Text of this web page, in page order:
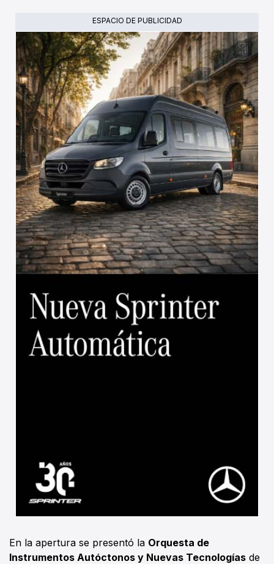
ESPACIO DE PUBLICIDAD
En la apertura se presentó la Orquesta de
Instrumentos Autóctonos y Nuevas Tecnologías de